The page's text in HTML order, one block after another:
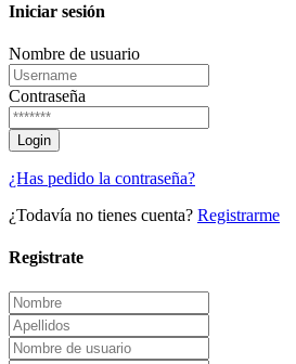
Iniciar sesión
Nombre de usuario
Contraseña
¿Has pedido la contraseña?
¿Todavía no tienes cuenta? Registrarme
Registrate